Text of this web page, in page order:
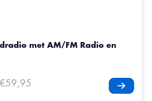
met AM/FM Radio en
€59,95